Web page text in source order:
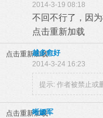
2014-3-19 08:18
不回不行了，因为
点击重新加载
点击重新加载
越多愈好
2014-3-24 16:23
提示: 作者被禁止或
点击重新加载
晰嫒军